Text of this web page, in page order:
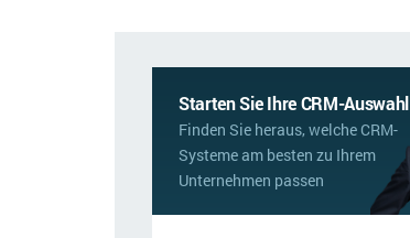
Starten Sie Ihre CRM-Auswahl
Finden Sie heraus, welche CRM-
Systeme am besten zu Ihrem
Unternehmen passen